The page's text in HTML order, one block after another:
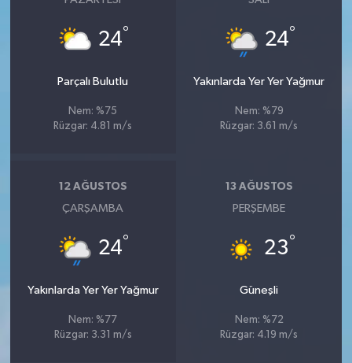
24°
Parçalı Bulutlu
Nem: %75
Rüzgar: 4.81 m/s
24°
Yakınlarda Yer Yer Yağmur
Nem: %79
Rüzgar: 3.61 m/s
12 AĞUSTOS
ÇARŞAMBA
24°
Yakınlarda Yer Yer Yağmur
Nem: %77
Rüzgar: 3.31 m/s
13 AĞUSTOS
PERŞEMBE
23°
Güneşli
Nem: %72
Rüzgar: 4.19 m/s